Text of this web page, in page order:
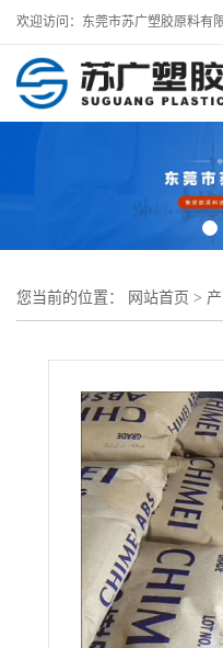
欢迎访问：东莞市苏广塑胶原料有
您当前的位置： 网站首页 >